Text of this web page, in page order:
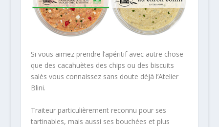
Si vous aimez prendre l’apéritif avec autre chose
que des cacahuètes des chips ou des biscuits
salés vous connaissez sans doute déjà l’Atelier
Blini.
Traiteur particulièrement reconnu pour ses
tartinables, mais aussi ses bouchées et plus